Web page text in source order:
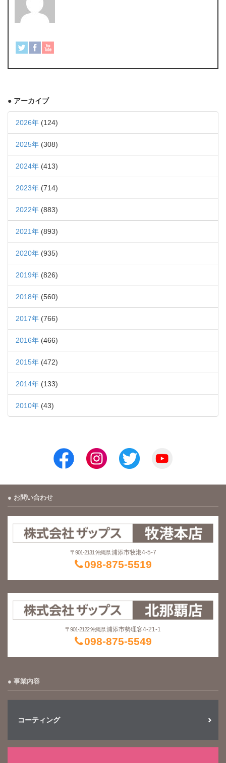
● アーカイブ
2026年 (124)
2025年 (308)
2024年 (413)
2023年 (714)
2022年 (883)
2021年 (893)
2020年 (935)
2019年 (826)
2018年 (560)
2017年 (766)
2016年 (466)
2015年 (472)
2014年 (133)
2010年 (43)
お問い合わせ
〒901-2131 沖縄県 浦添市牧港4-5-7
098-875-5519
〒901-2122 沖縄県浦添市勢理客4-21-1
098-875-5549
事業内容
コーティング